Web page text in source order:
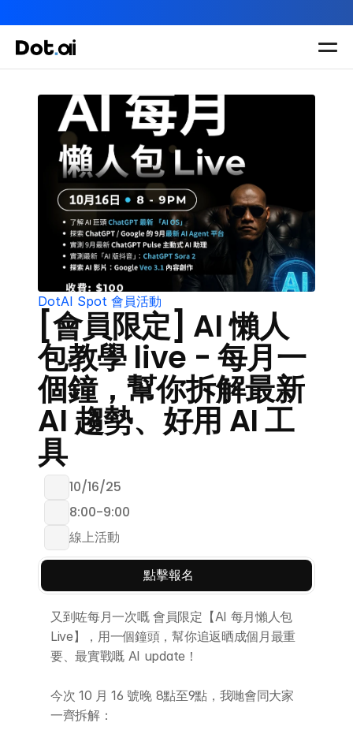
DotAI Spot 會員活動
[會員限定] AI 懶人
包教學 live - 每月一
個鐘，幫你拆解最新
AI 趨勢、好用 AI 工
具
10/16/25
8:00-9:00
線上活動
點擊報名
又到咗每月一次嘅 會員限定【AI 每月懶人包
Live】，用一個鐘頭，幫你追返晒成個月最重
要、最實戰嘅 AI update！
今次 10 月 16 號晚 8點至9點，我哋會同大家
一齊拆解：
Dot.AI Academy
全港最貼地AI課程
三大恆常課程 主題課程
多種專項技能提
升課程
助你全面掌握AI
應用
實用課程
我們有三大課程